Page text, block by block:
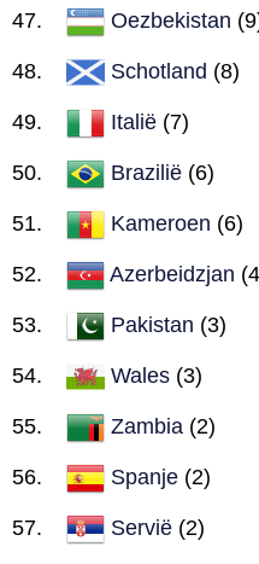
Oezbekistan
Schotland (8)
Italië (7)
Brazilië (6)
Kameroen (6)
Azerbeidzjan
Pakistan (3)
Wales (3)
Zambia (2)
Spanje (2)
Servië (2)